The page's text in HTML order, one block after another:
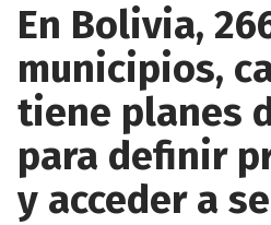
En Bolivia,
municipios,
tiene planes
para definir
y acceder a